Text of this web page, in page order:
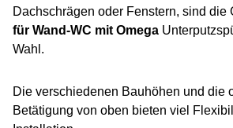
Dachschrägen oder Fenstern, sind die
für Wand-WC mit Omega
Wahl.
Die verschiedenen Bauhöhen und die
Betätigung von oben bieten viel